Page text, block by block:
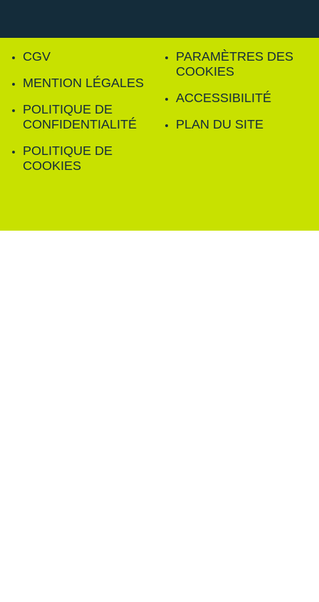
CGV
MENTION LÉGALES
POLITIQUE DE
CONFIDENTIALITÉ
POLITIQUE DE
COOKIES
PARAMÈTRES DES
COOKIES
ACCESSIBILITÉ
PLAN DU SITE